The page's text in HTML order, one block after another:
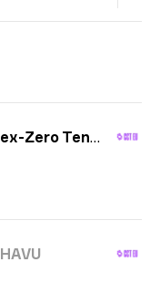
ex-Zero Tenacity
HAVU